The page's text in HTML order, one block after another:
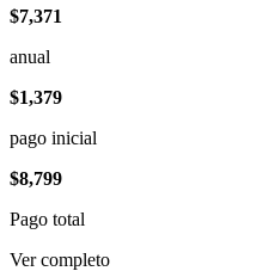
$7,371
anual
$1,379
pago inicial
$8,799
Pago total
Ver completo